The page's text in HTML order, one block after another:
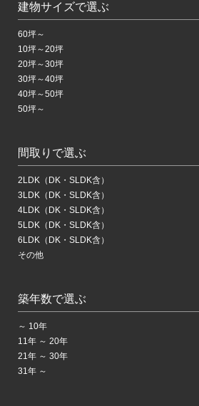
建物サイズで選ぶ
60坪～
10坪～20坪
20坪～30坪
30坪～40坪
40坪～50坪
50坪～
間取りで選ぶ
2LDK（DK・SLDK含）
3LDK（DK・SLDK含）
4LDK（DK・SLDK含）
5LDK（DK・SLDK含）
6LDK（DK・SLDK含）
その他
築年数で選ぶ
～ 10年
11年 ～ 20年
21年 ～ 30年
31年 ～